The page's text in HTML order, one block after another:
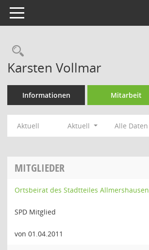
Toggle navigation
Rechercheauswahl
Karsten Vollmar
Informationen Mitarbeit
Aktuell Aktuell Alle Daten
MITGLIEDER
Ortsbeirat des Stadtteiles Allmershausen
SPD Mitglied
von 01.04.2011